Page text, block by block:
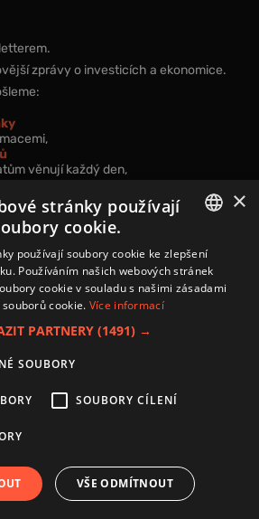
zprávy o investicích a ekonomice.
věnují každý den,
znalostí.
vyjadřujete svůj souhlas spodmínkami
.
CZECH
×
stránky používají
cookie.
používají soubory cookie ke zlepšení
Používáním našich webových stránek
cookie v souladu s našimi zásadami
cookie. Více informací
PARTNERY (1491) →
SOUBORY
SOUBORY CÍLENÍ
VŠE ODMÍTNOUT